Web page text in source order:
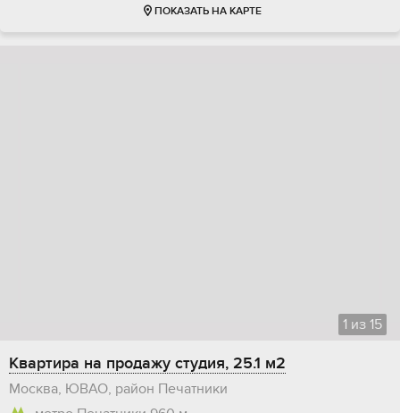
ПОКАЗАТЬ НА КАРТЕ
1 из 15
Квартира на продажу студия, 25.1 м2
Москва, ЮВАО, район Печатники